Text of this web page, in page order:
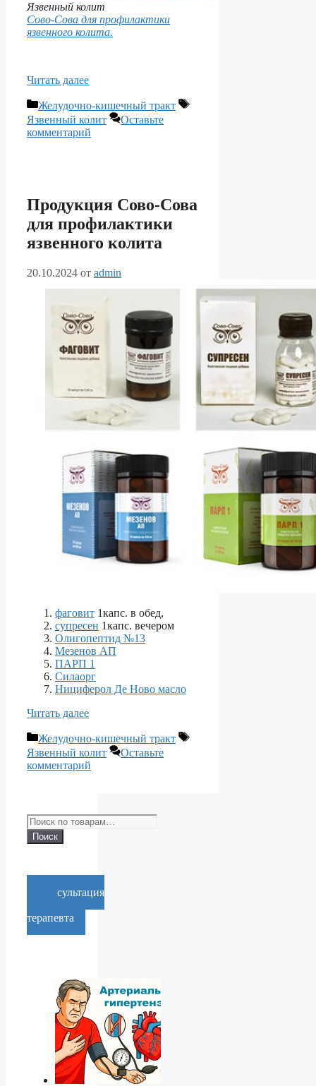
Язвенный колит
Сово-Сова для профилактики
язвенного колита.
Читать далее
Рубрики
Желудочно-кишечный тракт
Метки
Язвенный колит
Оставьте
комментарий
Продукция Сово-Сова
для профилактики
язвенного колита
20.10.2024 от admin
фаговит 1капс. в обед,
супресен 1капс. вечером
Олигопептид №13
Мезенов АП
ПАРП 1
Силаорг
Нициферол Де Ново масло
Читать далее
Рубрики
Желудочно-кишечный тракт
Метки
Язвенный колит
Оставьте
комментарий
Искать:
Поиск
Консультация
терапевта